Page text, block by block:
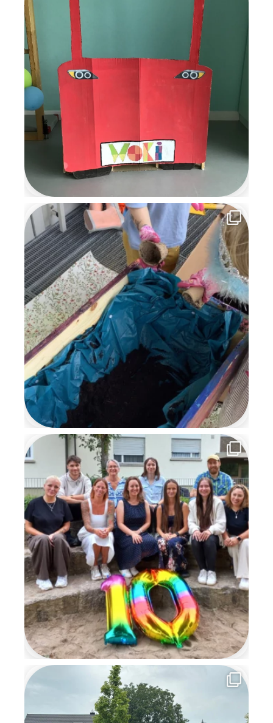
Gemeinschaft und
weihnachtlicher Vorfreude, an
die wir uns noch lange
erinnern werden.